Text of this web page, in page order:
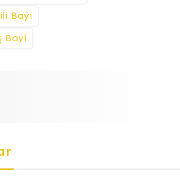
Bayi
Bayi